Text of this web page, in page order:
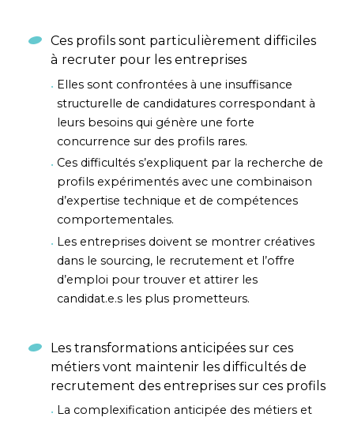
Ces profils sont particulièrement difficiles
à recruter pour les entreprises
Elles sont confrontées à une insuffisance
structurelle de candidatures correspondant à
leurs besoins qui génère une forte
concurrence sur des profils rares.
Ces difficultés s’expliquent par la recherche de
profils expérimentés avec une combinaison
d’expertise technique et de compétences
comportementales.
Les entreprises doivent se montrer créatives
dans le sourcing, le recrutement et l’offre
d’emploi pour trouver et attirer les
candidat.e.s les plus prometteurs.
Les transformations anticipées sur ces
métiers vont maintenir les difficultés de
recrutement des entreprises sur ces profils
La complexification anticipée des métiers et